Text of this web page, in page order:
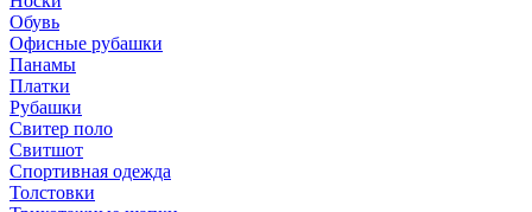
Обувь
Офисные рубашки
Панамы
Платки
Рубашки
Свитер поло
Свитшот
Спортивная одежда
Толстовки